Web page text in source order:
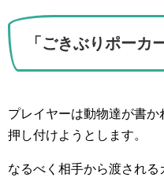
「ごきぶりポーカ
プレイヤーは動物達が書
押し付けようとします。
なるべく相手から渡され